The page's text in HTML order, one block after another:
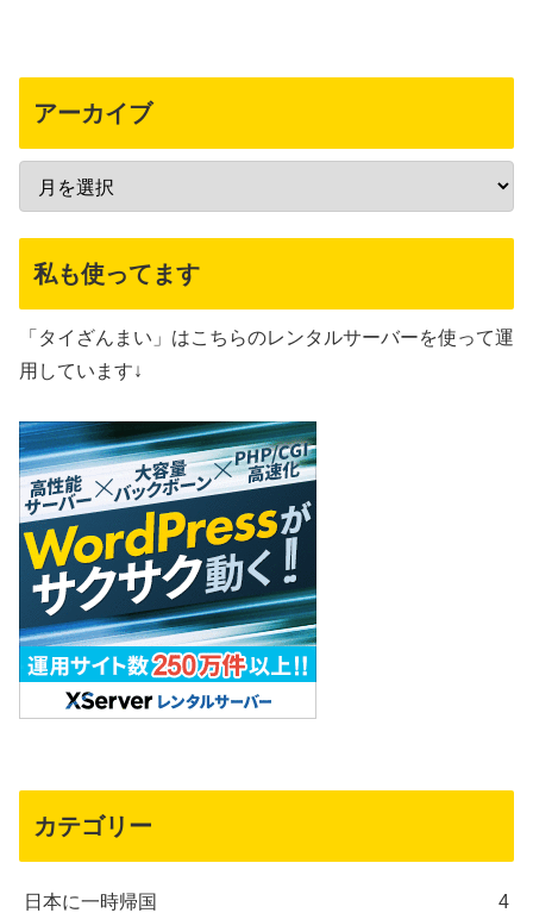
アーカイブ
私も使ってます
「タイざんまい」はこちらのレンタルサーバーを使って運
用しています↓
カテゴリー
日本に一時帰国 4